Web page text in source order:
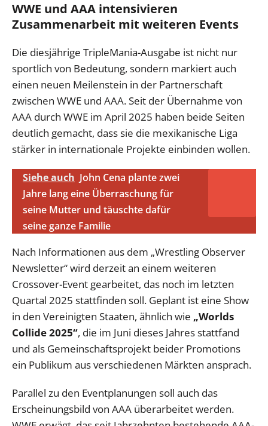
WWE und AAA intensivieren
Zusammenarbeit mit weiteren Events
Die diesjährige TripleMania-Ausgabe ist nicht nur
sportlich von Bedeutung, sondern markiert auch
einen neuen Meilenstein in der Partnerschaft
zwischen WWE und AAA. Seit der Übernahme von
AAA durch WWE im April 2025 haben beide Seiten
deutlich gemacht, dass sie die mexikanische Liga
stärker in internationale Projekte einbinden wollen.
Siehe auch John Cena plante zwei
Jahre lang eine Überraschung für
seine Mutter und täuschte dafür
seine ganze Familie
Nach Informationen aus dem „Wrestling Observer
Newsletter“ wird derzeit an einem weiteren
Crossover-Event gearbeitet, das noch im letzten
Quartal 2025 stattfinden soll. Geplant ist eine Show
in den Vereinigten Staaten, ähnlich wie „Worlds
Collide 2025“, die im Juni dieses Jahres stattfand
und als Gemeinschaftsprojekt beider Promotions
ein Publikum aus verschiedenen Märkten ansprach.
Parallel zu den Eventplanungen soll auch das
Erscheinungsbild von AAA überarbeitet werden.